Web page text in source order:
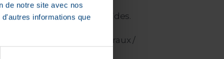
de notre site avec nos
informations que
oméga 3 et caroténoïdes.
3 / vitamines et minéraux /